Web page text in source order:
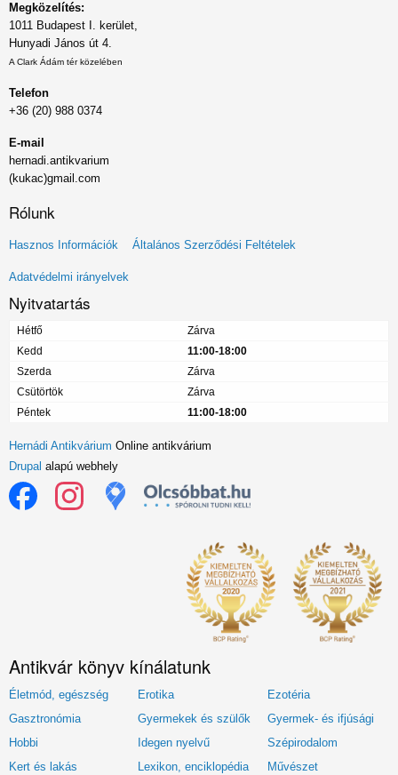
Megközelítés:
1011 Budapest I. kerület,
Hunyadi János út 4.
A Clark Ádám tér közelében
Telefon
+36 (20) 988 0374
E-mail
hernadi.antikvarium
(kukac)gmail.com
Rólunk
Lábléc
menü
Hasznos Információk Általános Szerződési Feltételek
Adatvédelmi irányelvek
Nyitvatartás
Hétfő
Zárva
Kedd
11:00-18:00
Szerda
Zárva
Csütörtök
Zárva
Péntek
11:00-18:00
Hernádi Antikvárium Online antikvárium
Drupal alapú webhely
Antikvár könyv kínálatunk
Életmód, egészség Erotika
Ezotéria
Gasztronómia
Gyermekek és szülők
Gyermek- és ifjúsági
Hobbi
Idegen nyelvű
Szépirodalom
Kert és lakás
Lexikon, enciklopédia Művészet